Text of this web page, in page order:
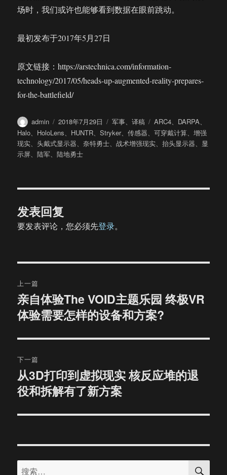
场时，我们或许也能够看到数据在眼前跳动。
最初发布于2017年5月27日
原文链接：https://arstechnica.com/information-
technology/2017/05/heads-up-augmented-reality-prepares-
for-the-battlefield/
作
者
admin
发
布
于
2018年7月29日
分
类
军事、译稿
标
签
ARC4、 DARPA、
Halo、 HoloLens、 HUNTR、Stryker、传感器、可穿戴计算、增强
现实、头戴式显示器、奈特勇士、战术增强现实、抬头显示器、 显
示屏、陆军、陆地勇士
发表回复
要发表评论，您必须先登录。
章
导
航
上一篇
上
篇
章：
亲自体验The VOID主题乐园 终极VR
体验需要怎样的设备和方案?
下一篇
下
篇
章：
从3D打印到虚拟现实 核反应堆的退
役和拆解有了新方案
搜
搜